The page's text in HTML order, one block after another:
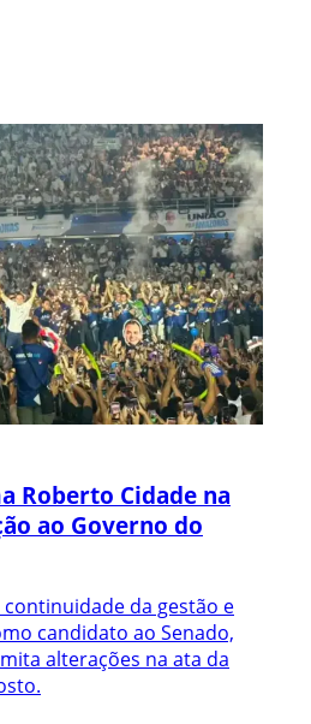
Roberto Cidade na
ao Governo do
da gestão e
candidato ao Senado,
alterações na ata da